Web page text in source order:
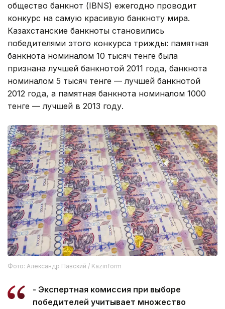
общество банкнот (IBNS) ежегодно проводит
конкурс на самую красивую банкноту мира.
Казахстанские банкноты становились
победителями этого конкурса трижды: памятная
банкнота номиналом 10 тысяч тенге была
признана лучшей банкнотой 2011 года, банкнота
номиналом 5 тысяч тенге — лучшей банкнотой
2012 года, а памятная банкнота номиналом 1000
тенге — лучшей в 2013 году.
Фото: Александр Павский / Kazinform
- Экспертная комиссия при выборе
победителей учитывает множество